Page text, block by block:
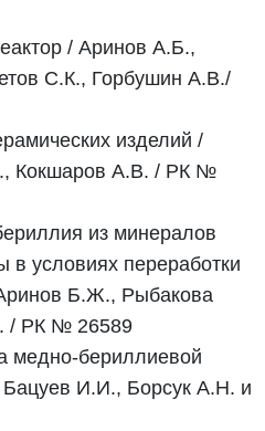
/ Аринов А.Б.,
С.К., Горбушин А.В./
изделий /
Кокшаров А.В. / РК №
из минералов
в условиях переработки
Б.Ж., Рыбакова
/ РК № 26589
медно-бериллиевой
И.И., Борсук А.Н. и